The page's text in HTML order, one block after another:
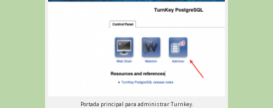
Portada principal para administrar Turnkey.